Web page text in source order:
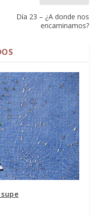
Día 23 – ¿A donde nos
encaminamos?